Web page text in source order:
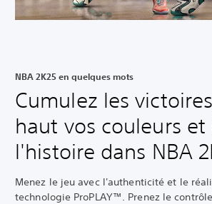
NBA 2K25 en quelques mots
Cumulez les
haut vos couleurs et
l'histoire dans NBA
Menez le jeu avec l'authenticité et le
technologie ProPLAY™. Prenez le